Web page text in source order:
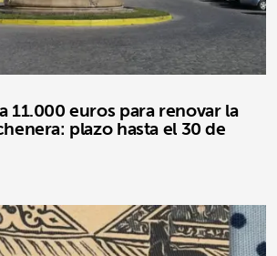
11.000 euros para renovar la
plazo hasta el 30 de